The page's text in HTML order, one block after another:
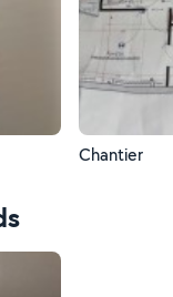
Chantier